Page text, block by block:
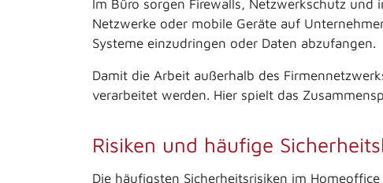
Im Büro sorgen Firewalls, Netzwerkschutz
Netzwerke oder mobile Geräte auf
Systeme einzudringen oder Daten abzufangen.
Damit die Arbeit außerhalb des
verarbeitet werden. Hier spielt das
Risiken und häufige
Die häufigsten Sicherheitsrisiken im